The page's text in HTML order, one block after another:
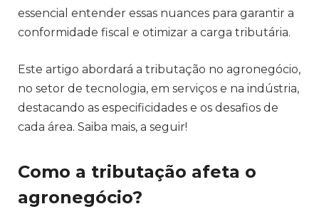
essencial entender essas nuances para garantir a
conformidade fiscal e otimizar a carga tributária.
Este artigo abordará a tributação no agronegócio,
no setor de tecnologia, em serviços e na indústria,
destacando as especificidades e os desafios de
cada área. Saiba mais, a seguir!
Como a tributação afeta o
agronegócio?